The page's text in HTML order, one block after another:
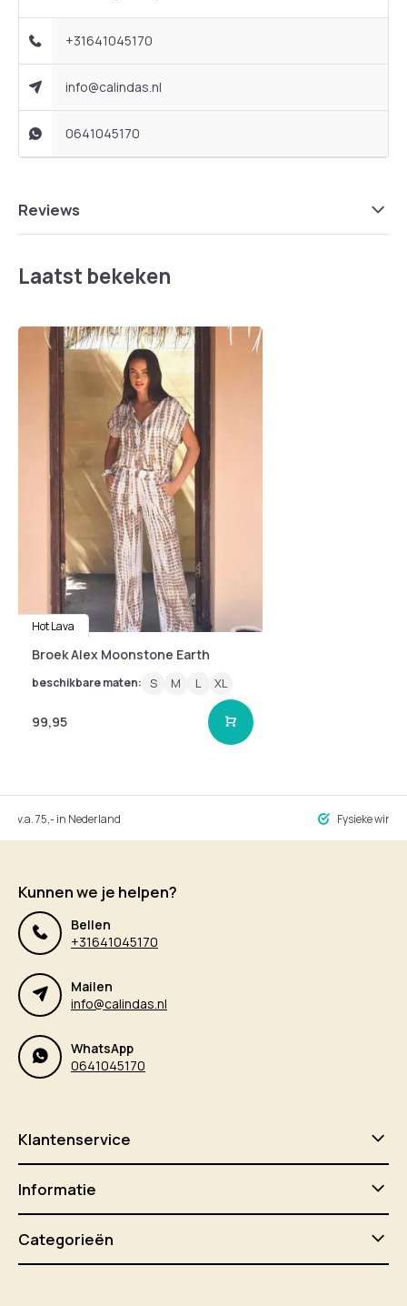
+31641045170
info@calindas.nl
0641045170
Reviews
Laatst bekeken
Hot Lava
Broek Alex Moonstone Earth
beschikbare maten: S M L XL
99,95
v.a. 75,- in Nederland Fysieke
Kunnen we je helpen?
Bellen
+31641045170
Mailen
info@calindas.nl
WhatsApp
0641045170
Klantenservice
Informatie
Categorieën